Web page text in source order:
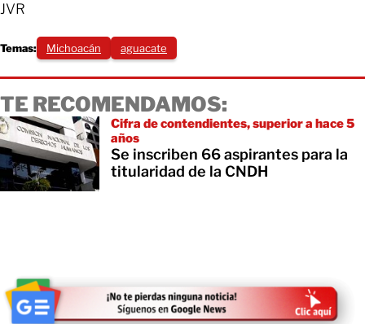
JVR
Temas: Michoacán aguacate
TE RECOMENDAMOS:
Cifra de contendientes, superior a hace 5
años
Se inscriben 66 aspirantes para la
titularidad de la CNDH